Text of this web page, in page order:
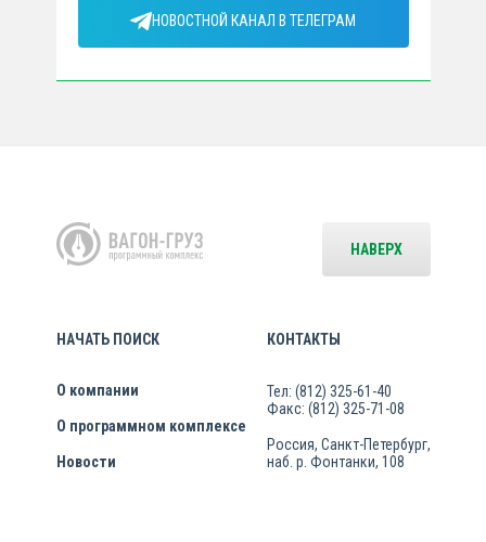
НОВОСТНОЙ КАНАЛ В ТЕЛЕГРАМ
НАЧАТЬ ПОИСК
О компании
О программном комплексе
Новости
КОНТАКТЫ
Тел: (812) 325-61-40
Факс: (812) 325-71-08
Россия, Санкт-Петербург,
наб. р. Фонтанки, 108
НАВЕРХ